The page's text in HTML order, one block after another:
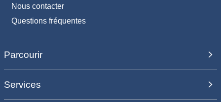
Nous contacter
Questions fréquentes
Parcourir
Services